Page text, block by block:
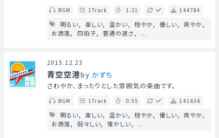
BGM 1Track 1:21 144784
明るい 楽しい 温かい 穏やか 優しい
爽やか
お洒落
四拍子 普通の速さ ...
2015.12.23
青空空港by かずち
さわやか、まったりとした雰囲気の楽曲です。
BGM 1Track 0:55 141636
明るい 楽しい 温かい 穏やか 優しい
爽やか
お洒落
弱々しい 懐かしい ...